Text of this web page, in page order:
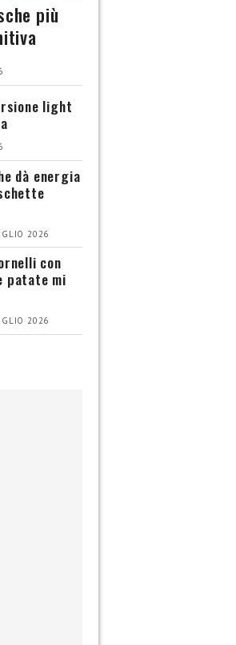
più
light
dà energia
2026
con
patate mi
2026